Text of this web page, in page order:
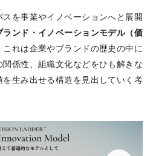
を事業やイノベーションへと展開
ランド・イノベーションモデル（価
これは企業やブランドの歴史の中に
係性、組織文化などをひも解きな
生み出せる構造を見出していく考